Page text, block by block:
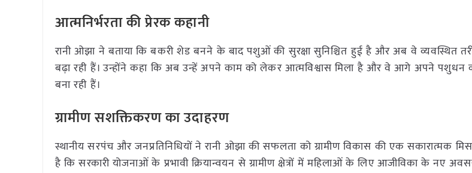
आत्मनिर्भरता की प्रेरक कहानी
रानी ओझा ने बताया कि बकरी शेड बनने के बाद पशुओं की सुरक्षा सुनिश्चित हुई है और अब वे व्यवस्थित
बढ़ा रही हैं। उन्होंने कहा कि अब उन्हें अपने काम को लेकर आत्मविश्वास मिला है और वे आगे अपने पशुधन
बना रही हैं।
ग्रामीण सशक्तिकरण का उदाहरण
स्थानीय सरपंच और जनप्रतिनिधियों ने रानी ओझा की सफलता को ग्रामीण विकास की एक सकारात्मक
है कि सरकारी योजनाओं के प्रभावी क्रियान्वयन से ग्रामीण क्षेत्रों में महिलाओं के लिए आजीविका के नए